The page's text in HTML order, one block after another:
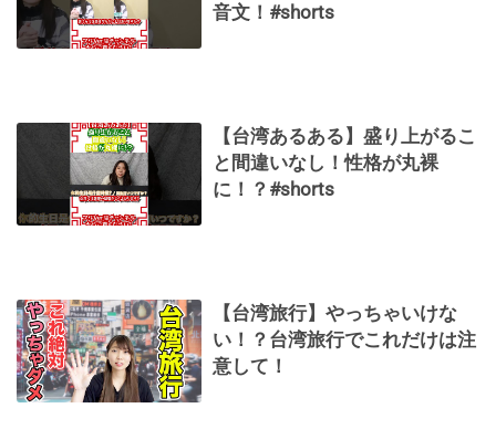
音文！#shorts
【台湾あるある】盛り上がるこ
と間違いなし！性格が丸裸
に！？#shorts
【台湾旅行】やっちゃいけな
い！？台湾旅行でこれだけは注
意して！